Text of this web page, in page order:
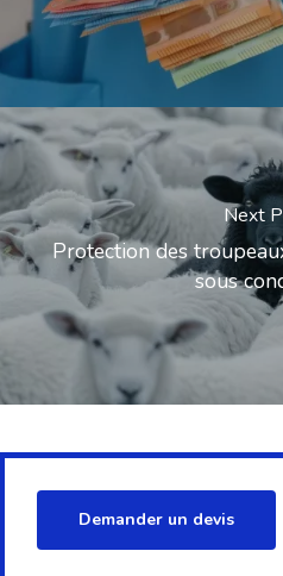
Next
Protection des
sous
Demander un devis